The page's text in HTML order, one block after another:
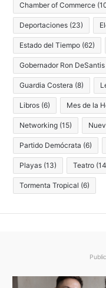
Chamber of Commerce
Deportaciones (23)
Estado del Tiempo (62)
Gobernador Ron DeSantis
Guardia Costera (8)
Libros (6) Mes de la
Networking (15)
Partido Demócrata (6)
Playas (13) Teatro
Tormenta Tropical (6)